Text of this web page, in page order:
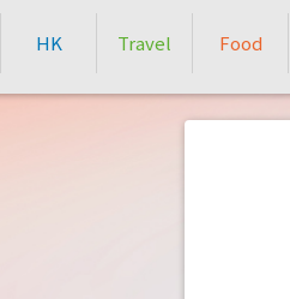
HK Travel Food